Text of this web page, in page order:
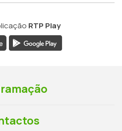
RTP Play